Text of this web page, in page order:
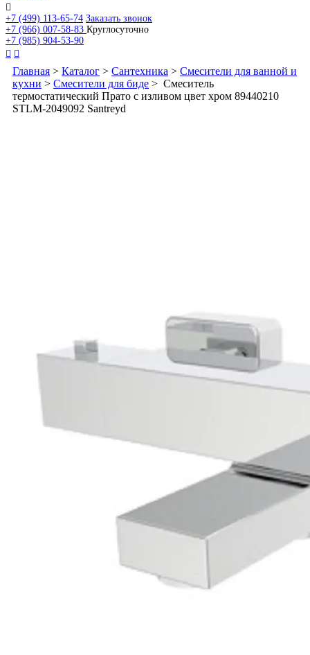

+7 (499) 113-65-74 Заказать звонок
+7 (966) 007-58-83 Круглосуточно
+7 (985) 904-53-90
 
Главная > Каталог > Сантехника > Смесители для ванной и
кухни > Смесители для биде > Смеситель
термостатический Прато с изливом цвет хром 89440210
STLM-2049092 Santreyd